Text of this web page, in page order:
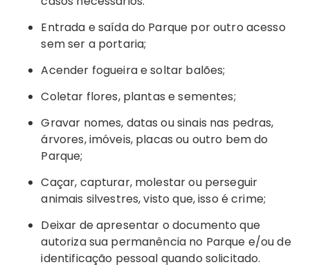
Entrada e saída do Parque por outro acesso
sem ser a portaria;
Acender fogueira e soltar balões;
Coletar flores, plantas e sementes;
Gravar nomes, datas ou sinais nas pedras,
árvores, imóveis, placas ou outro bem do
Parque;
Caçar, capturar, molestar ou perseguir
animais silvestres, visto que, isso é crime;
Deixar de apresentar o documento que
autoriza sua permanência no Parque e/ou de
identificação pessoal quando solicitado.